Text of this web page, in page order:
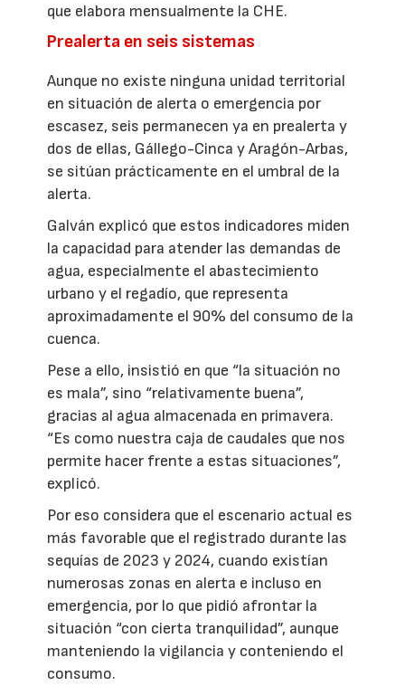
que elabora mensualmente la CHE.
Prealerta en seis sistemas
Aunque no existe ninguna unidad territorial
en situación de alerta o emergencia por
escasez, seis permanecen ya en prealerta y
dos de ellas, Gállego-Cinca y Aragón-Arbas,
se sitúan prácticamente en el umbral de la
alerta.
Galván explicó que estos indicadores miden
la capacidad para atender las demandas de
agua, especialmente el abastecimiento
urbano y el regadío, que representa
aproximadamente el 90% del consumo de la
cuenca.
Pese a ello, insistió en que “la situación no
es mala”, sino “relativamente buena”,
gracias al agua almacenada en primavera.
“Es como nuestra caja de caudales que nos
permite hacer frente a estas situaciones”,
explicó.
Por eso considera que el escenario actual es
más favorable que el registrado durante las
sequías de 2023 y 2024, cuando existían
numerosas zonas en alerta e incluso en
emergencia, por lo que pidió afrontar la
situación “con cierta tranquilidad”, aunque
manteniendo la vigilancia y conteniendo el
consumo.